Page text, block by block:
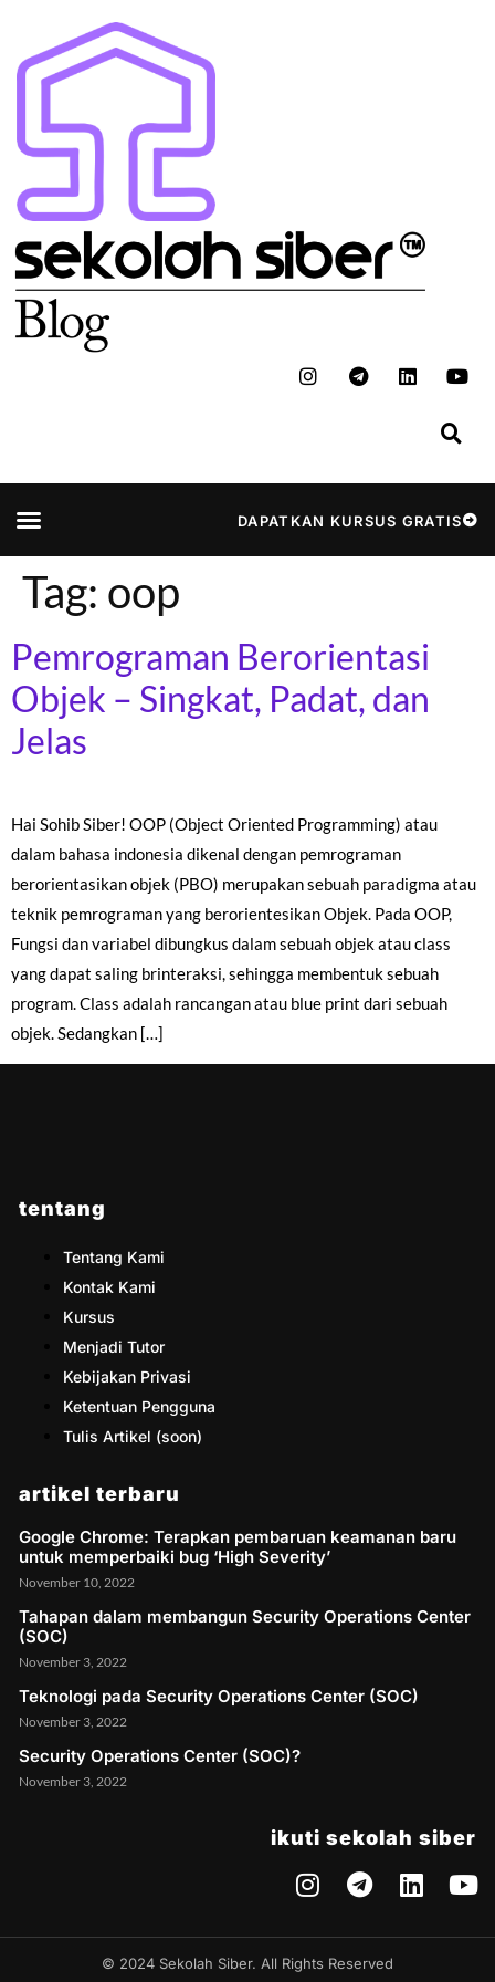
DAPATKAN KURSUS GRATIS
Tag: oop
Pemrograman Berorientasi
Objek – Singkat, Padat, dan
Jelas
Hai Sohib Siber! OOP (Object Oriented Programming) atau
dalam bahasa indonesia dikenal dengan pemrograman
berorientasikan objek (PBO) merupakan sebuah paradigma atau
teknik pemrograman yang berorientesikan Objek. Pada OOP,
Fungsi dan variabel dibungkus dalam sebuah objek atau class
yang dapat saling brinteraksi, sehingga membentuk sebuah
program. Class adalah rancangan atau blue print dari sebuah
objek. Sedangkan […]
tentang
Tentang Kami
Kontak Kami
Kursus
Menjadi Tutor
Kebijakan Privasi
Ketentuan Pengguna
Tulis Artikel (soon)
artikel terbaru
Google Chrome: Terapkan pembaruan keamanan baru
untuk memperbaiki bug ‘High Severity’
November 10, 2022
Tahapan dalam membangun Security Operations Center
(SOC)
November 3, 2022
Teknologi pada Security Operations Center (SOC)
November 3, 2022
Security Operations Center (SOC)?
November 3, 2022
ikuti sekolah siber
© 2024 Sekolah Siber. All Rights Reserved